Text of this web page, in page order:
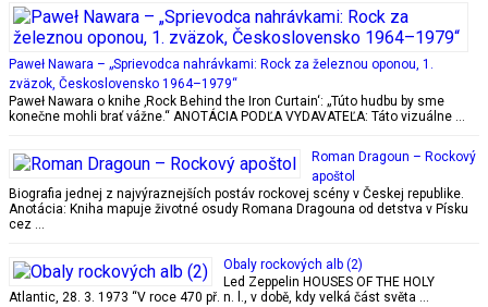
Paweł Nawara – „Sprievodca nahrávkami: Rock za železnou oponou, 1.
zväzok, Československo 1964–1979“
Paweł Nawara o knihe ‚Rock Behind the Iron Curtain‘: „Túto hudbu by sme
konečne mohli brať vážne.“ ANOTÁCIA PODĽA VYDAVATEĽA: Táto vizuálne …
Roman Dragoun – Rockový
apoštol
Biografia jednej z najvýraznejších postáv rockovej scény v Českej republike.
Anotácia: Kniha mapuje životné osudy Romana Dragouna od detstva v Písku
cez …
Obaly rockových alb (2)
Led Zeppelin HOUSES OF THE HOLY
Atlantic, 28. 3. 1973 “V roce 470 př. n. l., v době, kdy velká část světa …